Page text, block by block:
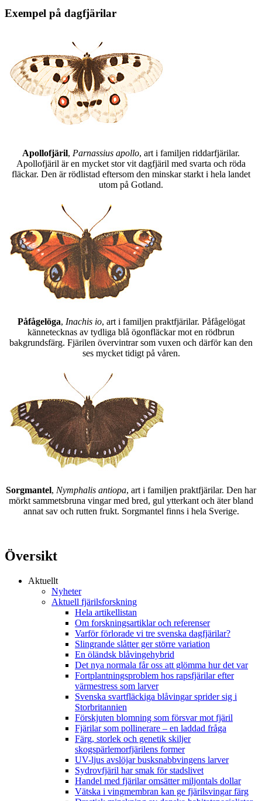
Exempel på dagfjärilar
Apollofjäril, Parnassius apollo, art i familjen riddarfjärilar.
Apollofjäril är en mycket stor vit dagfjäril med svarta och röda
fläckar. Den är rödlistad eftersom den minskar starkt i hela landet
utom på Gotland.
Påfågelöga, Inachis io, art i familjen praktfjärilar. Påfågelögat
kännetecknas av tydliga blå ögonfläckar mot en rödbrun
bakgrundsfärg. Fjärilen övervintrar som vuxen och därför kan den
ses mycket tidigt på våren.
Sorgmantel, Nymphalis antiopa, art i familjen praktfjärilar. Den har
mörkt sammetsbruna vingar med bred, gul ytterkant och äter bland
annat sav och rutten frukt. Sorgmantel finns i hela Sverige.
Översikt
Aktuellt
Nyheter
Aktuell fjärilsforskning
Hela artikellistan
Om forskningsartiklar och referenser
Varför förlorade vi tre svenska dagfjärilar?
Slingrande slåtter ger större variation
En öländsk blåvingehybrid
Det nya normala får oss att glömma hur det var
Fortplantningsproblem hos rapsfjärilar efter
värmestress som larver
Svenska svartfläckiga blåvingar sprider sig i
Storbritannien
Förskjuten blomning som försvar mot fjäril
Fjärilar som pollinerare – en laddad fråga
Färg, storlek och genetik skiljer
skogspärlemorfjärilens former
UV-ljus avslöjar busksnabbvingens larver
Sydrovfjäril har smak för stadslivet
Handel med fjärilar omsätter miljontals dollar
Vätska i vingmembran kan ge fjärilsvingar färg